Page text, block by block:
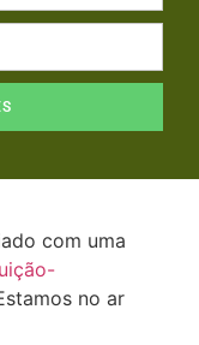
com uma
no ar